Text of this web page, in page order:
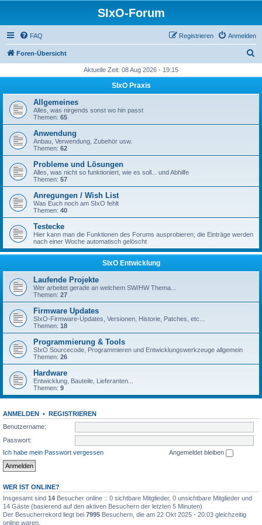
SIxO-Forum
FAQ Anmelden
Registrieren
Foren-Übersicht
h
Aktuelle Zeit: 08 Aug 2026 - 19:15
SIxO Praxis
Allgemeines
Alles, was nirgends sonst wo hin passt
Themen: 65
Anwendung
Anbau, Verwendung, Zubehör usw.
Themen: 62
Probleme und Lösungen
Alles, was nicht so funktioniert, wie es soll... und Abhilfe
Themen: 57
Anregungen / Wish List
Was Euch noch am SIxO fehlt
Themen: 40
Testecke
Hier kann man die Funktionen des Forums ausprobieren; die Einträge werden
nach einer Woche automatisch gelöscht
SIxO Entwicklung
Laufende Projekte
Wer arbeitet gerade an welchem SW/HW Thema...
Themen: 27
Firmware Updates
SIxO-Firmware-Updates, Versionen, Historie, Patches, etc...
Themen: 18
Programmierung & Tools
SIxO Sourcecode, Programmieren und Entwicklungswerkzeuge allgemein
Themen: 26
Hardware
Entwicklung, Bauteile, Lieferanten...
Themen: 9
ANMELDEN • REGISTRIEREN
Benutzername:
Passwort:
Ich habe mein Passwort vergessen
Angemeldet bleiben
WER IST ONLINE?
Insgesamt sind 14 Besucher online :: 0 sichtbare Mitglieder, 0 unsichtbare Mitglieder und
14 Gäste (basierend auf den aktiven Besuchern der letzten 5 Minuten)
Der Besucherrekord liegt bei 7995 Besuchern, die am 22 Okt 2025 - 20:03 gleichzeitig
online waren.